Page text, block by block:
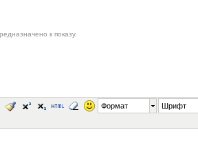
к показу.
Формат
Шрифт